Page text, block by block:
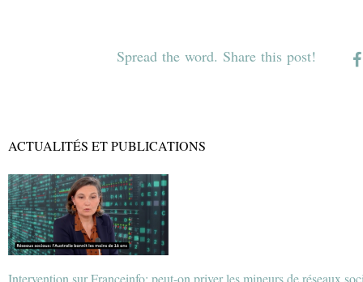
Spread the word. Share this post!
ACTUALITÉS ET PUBLICATIONS